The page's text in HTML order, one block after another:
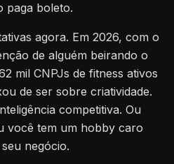
paga boleto.
agora. Em 2026, com o
de alguém beirando o
mil CNPJs de fitness ativos
de ser sobre criatividade.
competitiva. Ou
você tem um hobby caro
negócio.